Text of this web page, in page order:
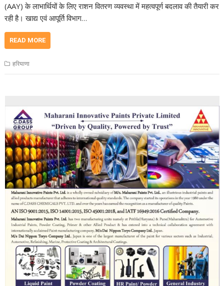
(AAY) के लाभार्थियों के लिए राशन वितरण व्यवस्था में महत्वपूर्ण बदलाव की तैयारी कर
रही है। खाद्य एवं आपूर्ति विभाग…
READ MORE
हरियाणा